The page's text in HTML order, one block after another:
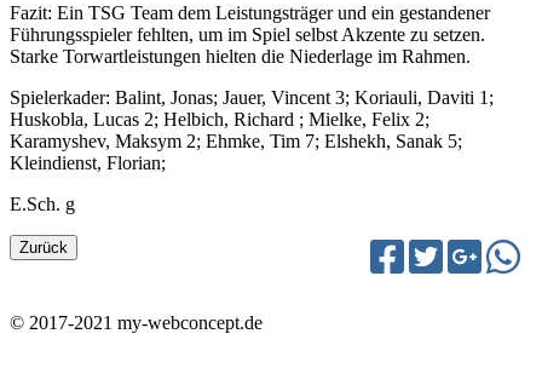
Fazit: Ein TSG Team dem Leistungsträger und ein gestandener
Führungsspieler fehlten, um im Spiel selbst Akzente zu setzen.
Starke Torwartleistungen hielten die Niederlage im Rahmen.
Spielerkader: Balint, Jonas; Jauer, Vincent 3; Koriauli, Daviti 1;
Huskobla, Lucas 2; Helbich, Richard ; Mielke, Felix 2;
Karamyshev, Maksym 2; Ehmke, Tim 7; Elshekh, Sanak 5;
Kleindienst, Florian;
E.Sch. g
© 2017-2021 my-webconcept.de